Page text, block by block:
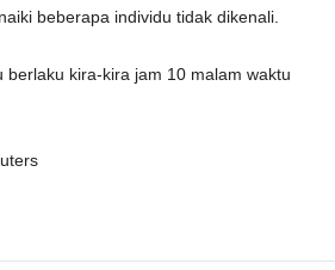
beberapa individu tidak dikenali.
berlaku kira-kira jam 10 malam waktu